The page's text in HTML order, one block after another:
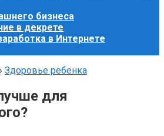
бизнеса
в декрете
в Интернете
Здоровье ребенка
для